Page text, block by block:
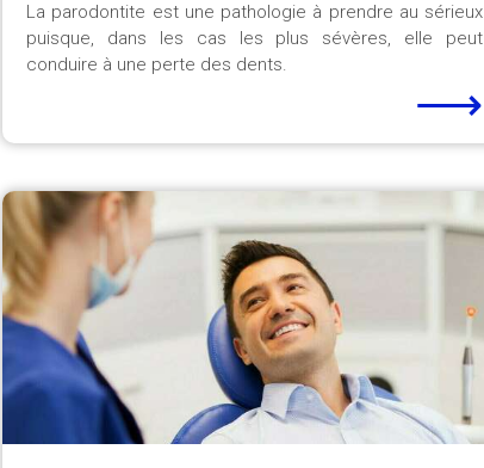
La parodontite est une pathologie à prendre au sérieux
puisque, dans les cas les plus sévères, elle peut
conduire à une perte des dents.
⟶